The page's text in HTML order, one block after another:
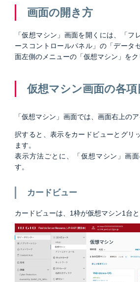
画面の開き方
「仮想マシン」画面を開くには、「フ
ースコントロールパネル」の「データ
面左側のメニューの「仮想マシン」をク
仮想マシン画面の各項
「仮想マシン」画面では、画面右上の
択すると、表示をカードビューとグリ
ます。
表示方法ごとに、「仮想マシン」画
す。
カードビュー
カードビューは、1枠が仮想マシン1台と